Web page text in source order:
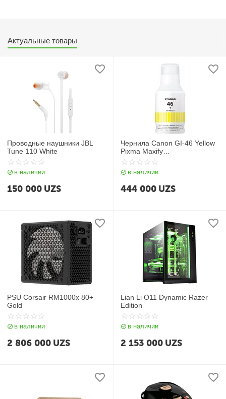
Актуальные товары
Проводные наушники JBL
Tune 110 White
в наличии
150 000 UZS
Чернила Canon GI-46 Yellow
Pixma Maxify
GX6040/GX7040
в наличии
444 000 UZS
PSU Corsair RM1000x 80+
Gold
в наличии
2 806 000 UZS
Lian Li O11 Dynamic Razer
Edition
в наличии
2 153 000 UZS